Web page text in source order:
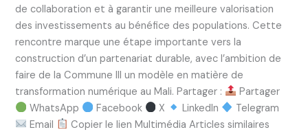
de collaboration et à garantir une meilleure valorisation
des investissements au bénéfice des populations. Cette
rencontre marque une étape importante vers la
construction d’un partenariat durable, avec l’ambition de
faire de la Commune III un modèle en matière de
transformation numérique au Mali. Partager :
Partager
WhatsApp
Facebook X LinkedIn
Telegram
Email
Copier le lien Multimédia Articles similaires